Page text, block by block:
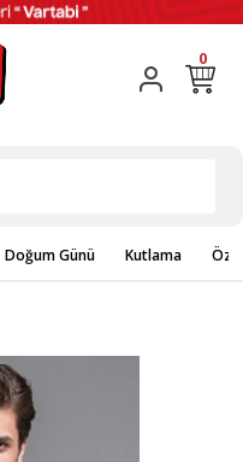
0
Doğum Günü Kutlama